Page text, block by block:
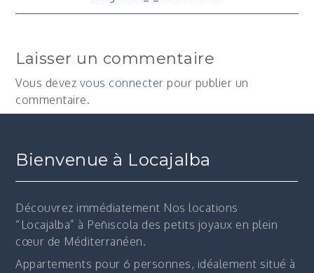
l’article
Laisser un commentaire
Vous devez vous connecter pour publier un
commentaire.
Bienvenue à Locajalba
Découvrez immédiatement Nos locations
“Locajalba” à Peñiscola des petits joyaux en plein
cœur de Méditerranéen.
Appartements pour 6 personnes, idéalement situé à